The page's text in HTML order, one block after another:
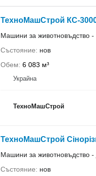
ТехноМашСтрой КС-
Машини за животновъдство
Състояние
нов
Обем 6 083 м³
Украйна
ТехноМашСтрой
ТехноМашСтрой
Машини за животновъдство -
Състояние
нов